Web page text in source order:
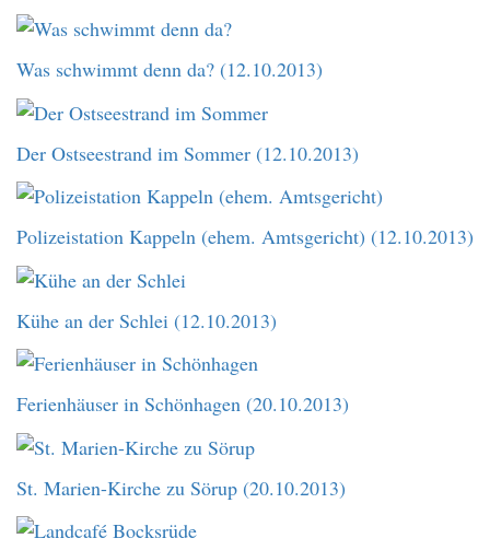
Was schwimmt denn da? (12.10.2013)
Der Ostseestrand im Sommer (12.10.2013)
Polizeistation Kappeln (ehem. Amtsgericht) (12.10.2013)
Kühe an der Schlei (12.10.2013)
Ferienhäuser in Schönhagen (20.10.2013)
St. Marien-Kirche zu Sörup (20.10.2013)